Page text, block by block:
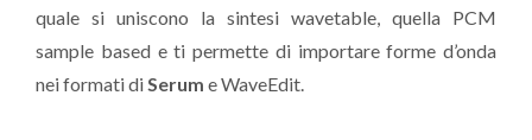
quale si uniscono la sintesi wavetable, quella PCM
sample based e ti permette di importare forme d’onda
nei formati diSerum e WaveEdit.